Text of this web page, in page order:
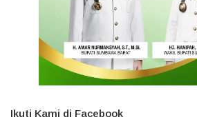
Ikuti Kami di Facebook